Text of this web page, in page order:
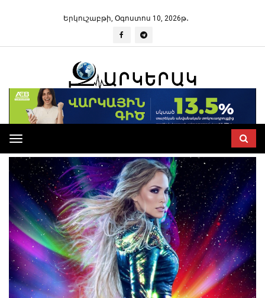
Երկուշաբթի, Օգոստոս 10, 2026թ․
Toggle
navigation